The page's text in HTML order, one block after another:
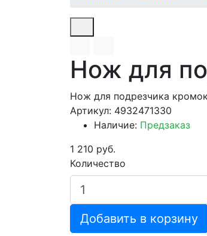
Нож для
Нож для подрезчика
Артикул: 4932471330
Наличие: Предзаказ
1 210 руб.
Количество
Добавить в корзину